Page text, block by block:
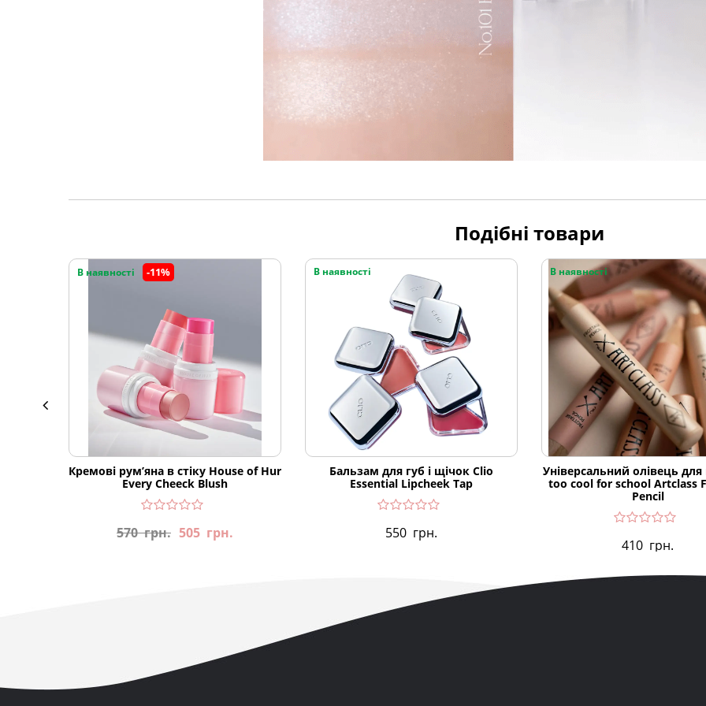
Подібні товари
В наявності -11%
Кремові рум’яна в стіку House of Hur
Every Cheeck Blush
570грн. 505 грн.
В наявності
Бальзам для губ і щічок Clio
Essential Lipcheek Tap
550 грн.
В наявності
Універсальний олівець
too cool for school Artclass
Pencil
410 грн.